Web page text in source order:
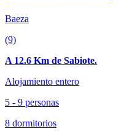
Baeza
(9)
A 12.6 Km de Sabiote.
Alojamiento entero
5 - 9 personas
8 dormitorios